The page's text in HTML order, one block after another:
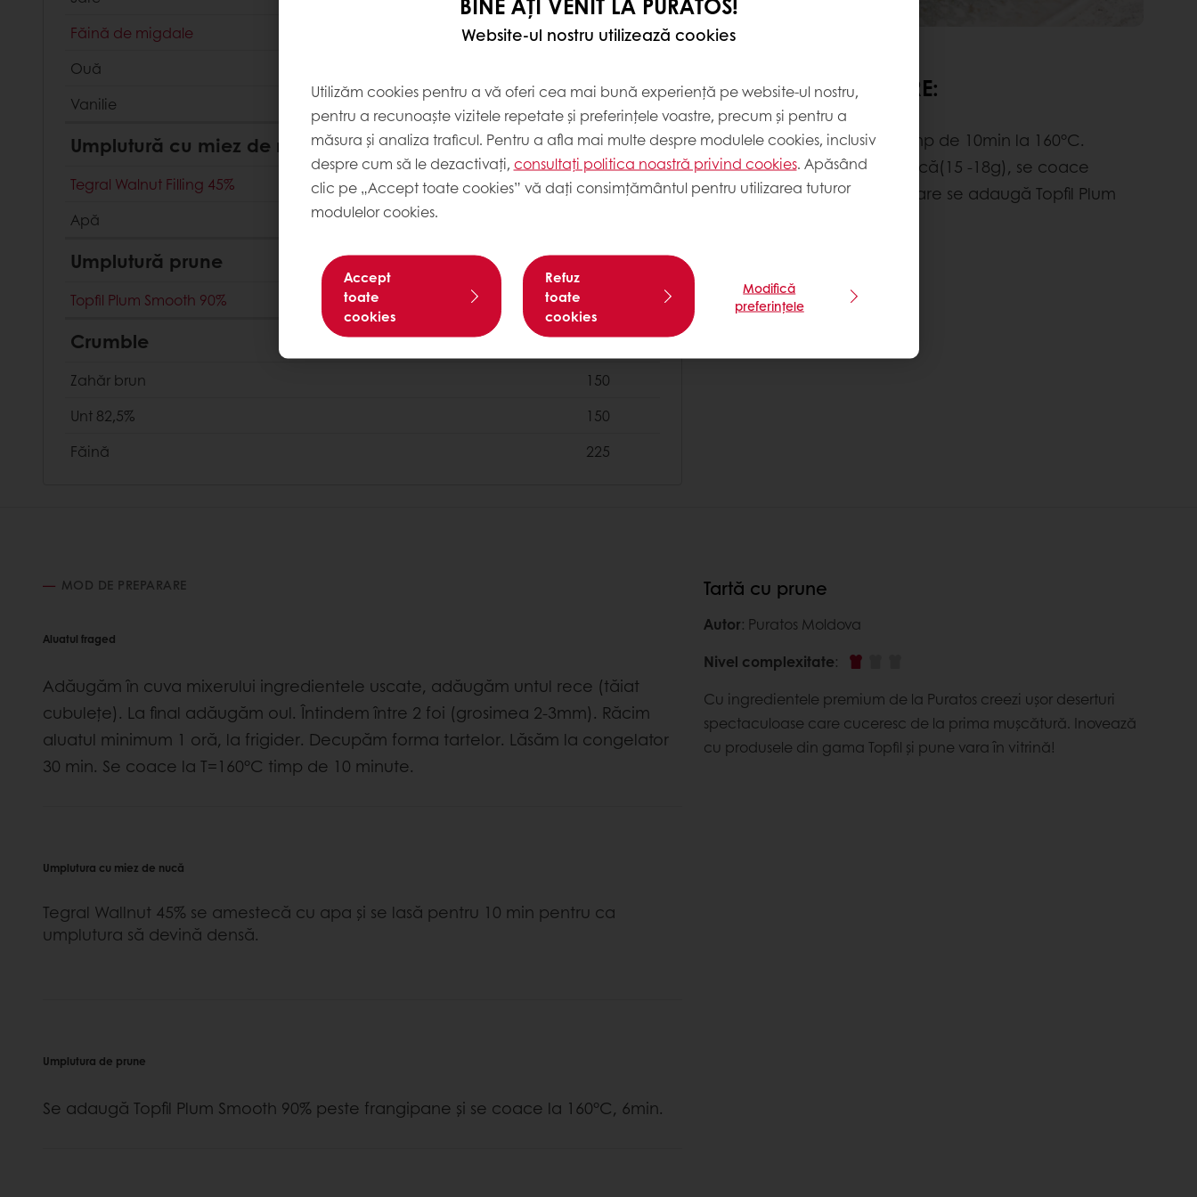
Făină de migdale
35
Ouă
Vanilie
2
Umplutură cu miez de nucă
Tegral Walnut Filling 45%
500
Apă
Umplutură prune
Topfil Plum Smooth 90%
Crumble
Zahăr brun
150
Unt 82,5%
150
Făină
225
UMPLERE ȘI DECORARE:
Tarta mulată se coace timp de 10min la 160°C.
Se pune umplutura de nucă(15 -18g), se coace
pentru încă 5min, după care se adaugă Topfil Plum
MOD DE PREPARARE
Aluatul fraged
Adăugăm în cuva mixerului ingredientele uscate, adăugăm untul rece (tăiat
cubuleţe). La final adăugăm oul. Întindem între 2 foi (grosimea 2-3mm). Răcim
aluatul minimum 1 oră, la frigider. Decupăm forma tartelor. Lăsăm la congelator
30 min. Se coace la T=160°C timp de 10 minute.
Umplutura cu miez de nucă
Tegral Wallnut 45% se amestecă cu apa și se lasă pentru 10 min pentru ca
umplutura să devină densă.
Umplutura de prune
Se adaugă Topfil Plum Smooth 90% peste frangipane şi se coace la 160°C, 6min.
Tartă cu prune
Autor: Puratos Moldova
Nivel complexitate:
Cu ingredientele premium de la Puratos creezi ușor deserturi
spectaculoase care cuceresc de la prima mușcătură. Inovează
cu produsele din gama Topfil și pune vara în vitrină!
Website-ul nostru utilizează cookies
Utilizăm cookies pentru a vă oferi cea mai bună experiență pe website-ul nostru,
pentru a recunoaște vizitele repetate și preferințele voastre, precum și pentru a
măsura și analiza traficul. Pentru a afla mai multe despre modulele cookies, inclusiv
despre cum să le dezactivați, consultați politica noastră privind cookies. Apăsând
clic pe „Accept toate cookies” vă dați consimțământul pentru utilizarea tuturor
modulelor cookies.
Accept
toate
cookies
Refuz
toate
cookies
Modifică
preferințele